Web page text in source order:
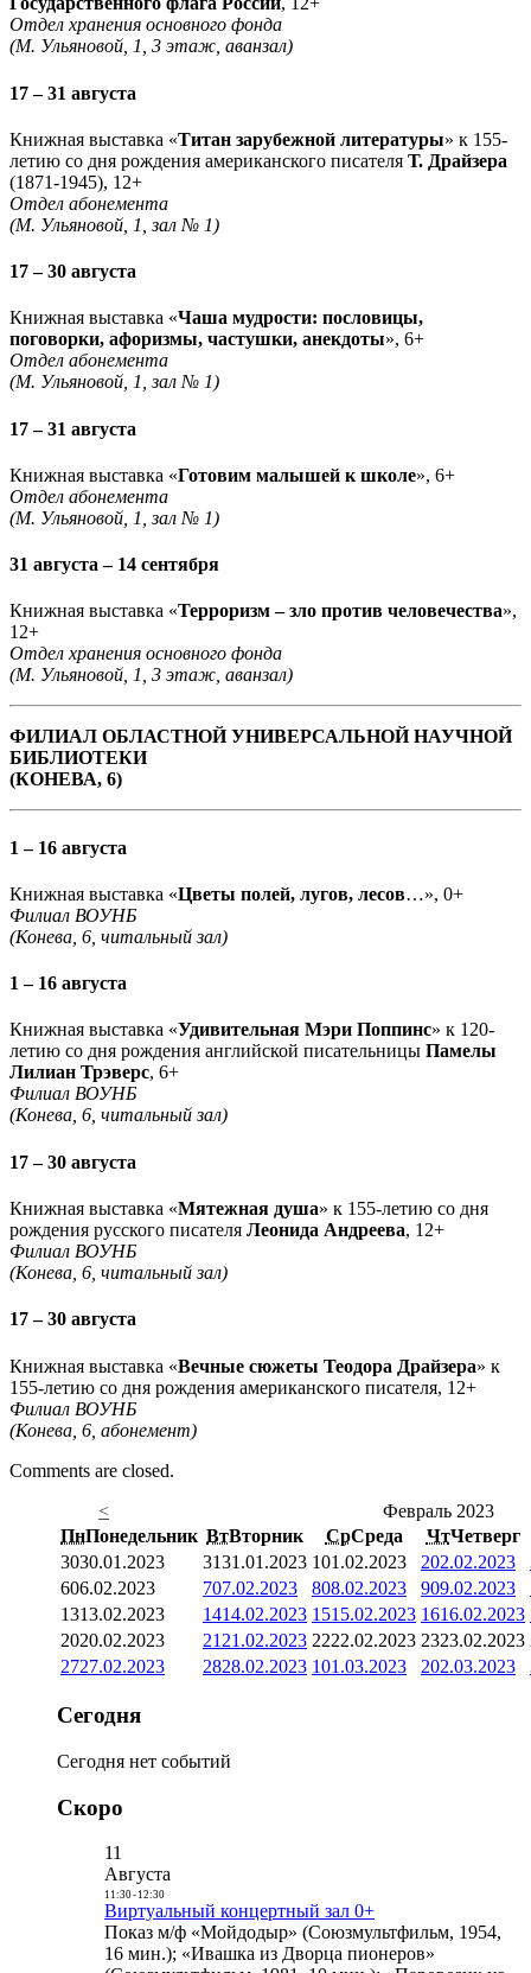
Отдел хранения основного фонда
(М. Ульяновой, 1, 3 этаж, аванзал)
17 – 31 августа
Книжная выставка «Титан зарубежной литературы» к 155-
летию со дня рождения американского писателя Т. Драйзера
(1871-1945), 12+
Отдел абонемента
(М. Ульяновой, 1, зал № 1)
17 – 30 августа
Книжная выставка «Чаша мудрости: пословицы,
поговорки, афоризмы, частушки, анекдоты», 6+
Отдел абонемента
(М. Ульяновой, 1, зал № 1)
17 – 31 августа
Книжная выставка «Готовим малышей к школе», 6+
Отдел абонемента
(М. Ульяновой, 1, зал № 1)
31 августа – 14 сентября
Книжная выставка «Терроризм – зло против человечества»,
12+
Отдел хранения основного фонда
(М. Ульяновой, 1, 3 этаж, аванзал)
ФИЛИАЛ ОБЛАСТНОЙ УНИВЕРСАЛЬНОЙ НАУЧНОЙ
БИБЛИОТЕКИ
(КОНЕВА, 6)
1 – 16 августа
Книжная выставка «Цветы полей, лугов, лесов…», 0+
Филиал ВОУНБ
(Конева, 6, читальный зал)
1 – 16 августа
Книжная выставка «Удивительная Мэри Поппинс» к 120-
летию со дня рождения английской писательницы Памелы
Лилиан Трэверс, 6+
Филиал ВОУНБ
(Конева, 6, читальный зал)
17 – 30 августа
Книжная выставка «Мятежная душа» к 155-летию со дня
рождения русского писателя Леонида Андреева, 12+
Филиал ВОУНБ
(Конева, 6, читальный зал)
17 – 30 августа
Книжная выставка «Вечные сюжеты Теодора Драйзера» к
155-летию со дня рождения американского писателя, 12+
Филиал ВОУНБ
(Конева, 6, абонемент)
Comments are closed.
<
Февраль 2023
ПнПонедельник ВтВторник СрСреда ЧтЧетверг
3030.01.2023 3131.01.2023 101.02.2023 202.02.2023
606.02.2023 707.02.2023 808.02.2023 909.02.2023
1313.02.2023 1414.02.2023 1515.02.2023 1616.02.2023
2020.02.2023 21 21.02.2023 2222.02.2023 2323.02.2023
2727.02.2023 2828.02.2023 101.03.2023 202.03.2023
Сегодня
Сегодня нет событий
Скоро
11
Августа
11:30- 12:30
Виртуальный концертный зал 0+
Показ м/ф «Мойдодыр» (Союзмультфильм, 1954,
16 мин.); «Ивашка из Дворца пионеров»